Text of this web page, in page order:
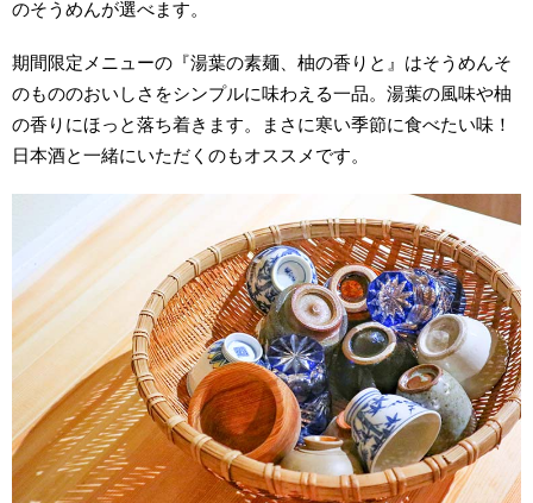
のそうめんが選べます。
期間限定メニューの『湯葉の素麺 、柚の香りと』はそうめんそ
のもののおいしさをシンプルに味わえる一品。湯葉の風味や柚
の香りにほっと落ち着きます。まさに寒い季節に食べたい味！
日本酒と一緒にいただくのもオススメです。